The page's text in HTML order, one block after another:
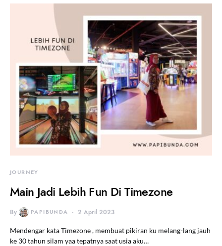
JOURNEY
Main Jadi Lebih Fun Di Timezone
By PAPIBUNDA 2 April 2023
Mendengar kata Timezone , membuat pikiran ku melang-lang jauh
ke 30 tahun silam yaa tepatnya saat usia aku…